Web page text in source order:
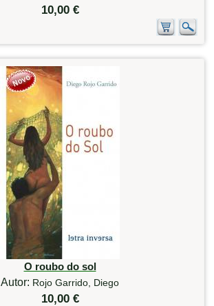
10,00 €
O roubo do sol
Autor: Rojo Garrido, Diego
10,00 €